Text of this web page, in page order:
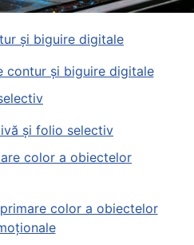
contur și biguire digitale
și folio selectiv
color a obiectelor